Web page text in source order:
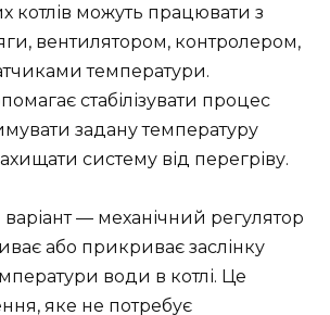
котлів можуть працювати з
вентилятором, контролером,
температури.
стабілізувати процес
задану температуру
систему від перегріву.
— механічний регулятор
або прикриває заслінку
води в котлі. Це
яке не потребує